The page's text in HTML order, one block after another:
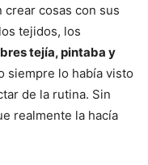
crear cosas con sus
tejidos, los
tejía, pintaba y
siempre lo había visto
de la rutina. Sin
realmente la hacía